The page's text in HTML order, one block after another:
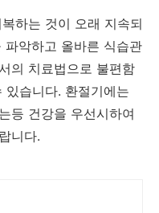
복하는 것이 오래 지속되
파악하고 올바른 식습관
의 치료법으로 불편함
있습니다. 환절기에는
등 건강을 우선시하여
니다.